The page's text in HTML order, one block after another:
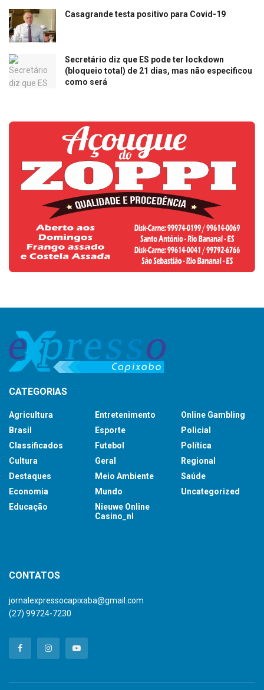
Casagrande testa positivo para Covid-19
Secretário diz que ES pode ter lockdown
(bloqueio total) de 21 dias, mas não especificou
como será
CATEGORIAS
Agricultura
Brasil
Classificados
Cultura
Destaques
Economia
Educação
Entretenimento
Esporte
Futebol
Geral
Meio Ambiente
Mundo
Nieuwe Online
Casino_nl
Online Gambling
Policial
Política
Regional
Saúde
Uncategorized
CONTATOS
jornalexpressocapixaba@gmail.com
(27) 99724-7230